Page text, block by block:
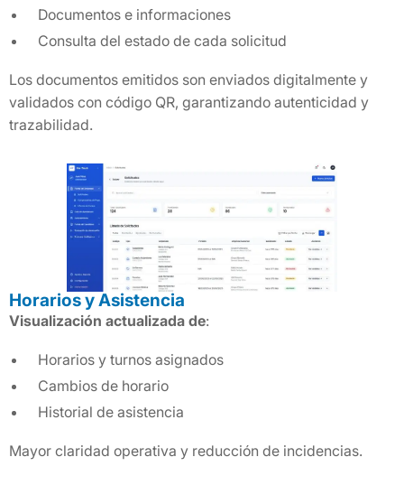
Documentos e informaciones
Consulta del estado de cada solicitud
Los documentos emitidos son enviados digitalmente y
validados con código QR, garantizando autenticidad y
trazabilidad.
Horarios y Asistencia
Visualización actualizada de:
Horarios y turnos asignados
Cambios de horario
Historial de asistencia
Mayor claridad operativa y reducción de incidencias.